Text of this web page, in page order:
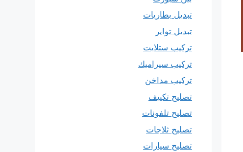
تبديل بطاريات
تبديل تواير
تركيب ستلايت
تركيب سيراميك
تركيب مداخن
تصليح تكييف
تصليح تلفونات
تصليح ثلاجات
تصليح سيارات